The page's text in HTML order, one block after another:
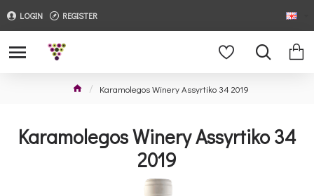
LOGIN REGISTER
Karamolegos Winery Assyrtiko 34 2019
Karamolegos Winery Assyrtiko 34
2019